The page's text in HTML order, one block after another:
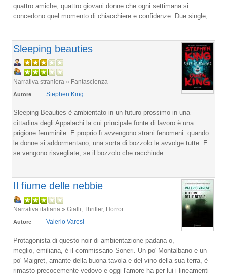
quattro amiche, quattro giovani donne che ogni settimana si
concedono quel momento di chiacchiere e confidenze. Due single,...
Sleeping beauties
Narrativa straniera » Fantascienza
Autore Stephen King
Sleeping Beauties è ambientato in un futuro prossimo in una
cittadina degli Appalachi la cui principale fonte di lavoro è una
prigione femminile. E proprio lì avvengono strani fenomeni: quando
le donne si addormentano, una sorta di bozzolo le avvolge tutte. E
se vengono risvegliate, se il bozzolo che racchiude...
Il fiume delle nebbie
Narrativa italiana » Gialli, Thriller, Horror
Autore Valerio Varesi
Protagonista di questo noir di ambientazione padana o,
meglio, emiliana, è il commissario Soneri. Un po' Montalbano e un
po' Maigret, amante della buona tavola e del vino della sua terra, è
rimasto precocemente vedovo e oggi l'amore ha per lui i lineamenti